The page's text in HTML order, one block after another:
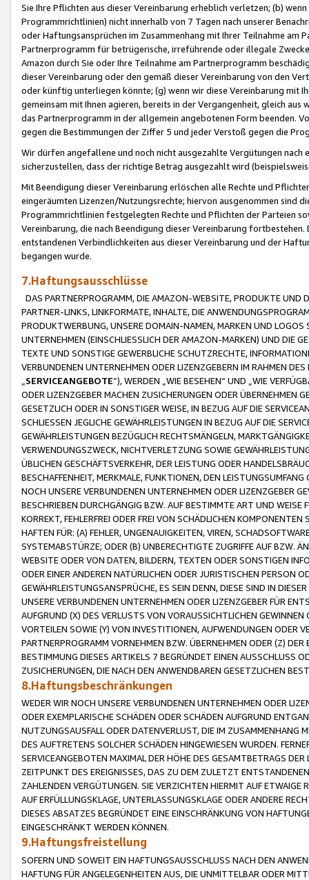
Sie Ihre Pflichten aus dieser Vereinbarung erheblich verletzen; (b)
Programmrichtlinien) nicht innerhalb von 7 Tagen nach unserer
oder Haftungsansprüchen im Zusammenhang mit Ihrer Teilnahme am
Partnerprogramm für betrügerische, irreführende oder illegale
Amazon durch Sie oder Ihre Teilnahme am Partnerprogramm
dieser Vereinbarung oder den gemäß dieser Vereinbarung von den
oder künftig unterliegen könnte; (g) wenn wir diese Vereinbarung mit
gemeinsam mit Ihnen agieren, bereits in der Vergangenheit, gleich
das Partnerprogramm in der allgemein angebotenen Form beenden.
gegen die Bestimmungen der Ziffer 5 und jeder Verstoß gegen die
Wir dürfen angefallene und noch nicht ausgezahlte Vergütungen
sicherzustellen, dass der richtige Betrag ausgezahlt wird
Mit Beendigung dieser Vereinbarung erlöschen alle Rechte und
eingeräumten Lizenzen/Nutzungsrechte; hiervon ausgenommen sind
Programmrichtlinien festgelegten Rechte und Pflichten der Parteien
Vereinbarung, die nach Beendigung dieser Vereinbarung
entstandenen Verbindlichkeiten aus dieser Vereinbarung und der
begangen wurde.
7.Haftungsausschlüsse
DAS PARTNERPROGRAMM, DIE AMAZON-WEBSITE, PRODUKTE UND
PARTNER-LINKS, LINKFORMATE, INHALTE, DIE
PRODUKTWERBUNG, UNSERE DOMAIN-NAMEN, MARKEN UND
UNTERNEHMEN (EINSCHLIESSLICH DER AMAZON-MARKEN) UND DIE
TEXTE UND SONSTIGE GEWERBLICHE SCHUTZRECHTE,
VERBUNDENEN UNTERNEHMEN ODER LIZENZGEBERN IM RAHMEN
SERVICEANGEBOTE“), WERDEN „WIE BESEHEN“ UND „WIE
ODER LIZENZGEBER MACHEN ZUSICHERUNGEN ODER ÜBERNEHMEN
GESETZLICH ODER IN SONSTIGER WEISE, IN BEZUG AUF DIE
SCHLIESSEN JEGLICHE GEWÄHRLEISTUNGEN IN BEZUG AUF DIE
GEWÄHRLEISTUNGEN BEZÜGLICH RECHTSMÄNGELN,
VERWENDUNGSZWECK, NICHTVERLETZUNG SOWIE
ÜBLICHEN GESCHÄFTSVERKEHR, DER LEISTUNG ODER
BESCHAFFENHEIT, MERKMALE, FUNKTIONEN, DEN
NOCH UNSERE VERBUNDENEN UNTERNEHMEN ODER LIZENZGEBER
BESCHRIEBEN DURCHGÄNGIG BZW. AUF BESTIMMTE ART UND
KORREKT, FEHLERFREI ODER FREI VON SCHÄDLICHEN
HAFTEN FÜR: (A) FEHLER, UNGENAUIGKEITEN, VIREN,
SYSTEMABSTÜRZE; ODER (B) UNBERECHTIGTE ZUGRIFFE AUF BZW.
WEBSITE ODER VON DATEN, BILDERN, TEXTEN ODER SONSTIGEN
ODER EINER ANDEREN NATÜRLICHEN ODER JURISTISCHEN PERSON
GEWÄHRLEISTUNGSANSPRÜCHE, ES SEIN DENN, DIESE SIND IN
UNSERE VERBUNDENEN UNTERNEHMEN ODER LIZENZGEBER FÜR
AUFGRUND (X) DES VERLUSTS VON VORAUSSICHTLICHEN
VORTEILEN SOWIE (Y) VON INVESTITIONEN, AUFWENDUNGEN ODER
PARTNERPROGRAMM VORNEHMEN BZW. ÜBERNEHMEN ODER (Z)
BESTIMMUNG DIESES ARTIKELS 7 BEGRÜNDET EINEN AUSSCHLUSS
ZUSICHERUNGEN, DIE NACH DEN ANWENDBAREN GESETZLICHEN
8.Haftungsbeschränkungen
WEDER WIR NOCH UNSERE VERBUNDENEN UNTERNEHMEN ODER
ODER EXEMPLARISCHE SCHÄDEN ODER SCHÄDEN AUFGRUND
NUTZUNGSAUSFALL ODER DATENVERLUST, DIE IM ZUSAMMENHANG
DES AUFTRETENS SOLCHER SCHÄDEN HINGEWIESEN WURDEN.
SERVICEANGEBOTEN MAXIMAL DER HÖHE DES GESAMTBETRAGS
ZEITPUNKT DES EREIGNISSES, DAS ZU DEM ZULETZT
ZAHLENDEN VERGÜTUNGEN. SIE VERZICHTEN HIERMIT AUF
AUF ERFÜLLUNGSKLAGE, UNTERLASSUNGSKLAGE ODER ANDERE
DIESES ABSATZES BEGRÜNDET EINE EINSCHRÄNKUNG VON
EINGESCHRÄNKT WERDEN KÖNNEN.
9.Haftungsfreistellung
SOFERN UND SOWEIT EIN HAFTUNGSAUSSCHLUSS NACH DEN
HAFTUNG FÜR ANGELEGENHEITEN AUS, DIE UNMITTELBAR ODER